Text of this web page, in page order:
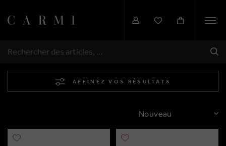
RECHERCHER
AFFINEZ VOS RÉSULTATS
TRIER